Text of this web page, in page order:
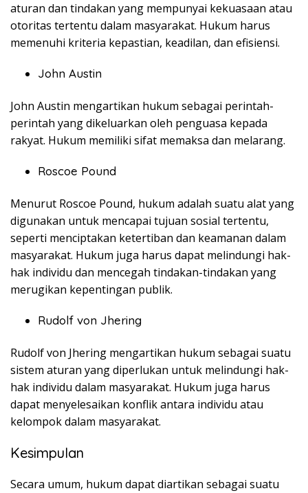
aturan dan tindakan yang mempunyai kekuasaan atau
otoritas tertentu dalam masyarakat. Hukum harus
memenuhi kriteria kepastian, keadilan, dan efisiensi.
John Austin
John Austin mengartikan hukum sebagai perintah-
perintah yang dikeluarkan oleh penguasa kepada
rakyat. Hukum memiliki sifat memaksa dan melarang.
Roscoe Pound
Menurut Roscoe Pound, hukum adalah suatu alat yang
digunakan untuk mencapai tujuan sosial tertentu,
seperti menciptakan ketertiban dan keamanan dalam
masyarakat. Hukum juga harus dapat melindungi hak-
hak individu dan mencegah tindakan-tindakan yang
merugikan kepentingan publik.
Rudolf von Jhering
Rudolf von Jhering mengartikan hukum sebagai suatu
sistem aturan yang diperlukan untuk melindungi hak-
hak individu dalam masyarakat. Hukum juga harus
dapat menyelesaikan konflik antara individu atau
kelompok dalam masyarakat.
Kesimpulan
Secara umum, hukum dapat diartikan sebagai suatu